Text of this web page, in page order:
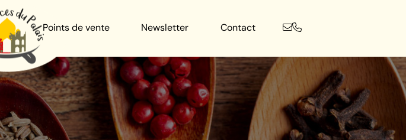
Points de vente Newsletter Contact